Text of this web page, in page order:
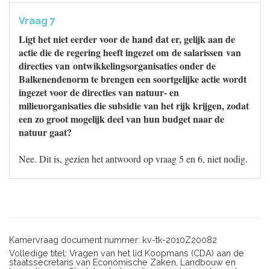
Vraag 7
Ligt het niet eerder voor de hand dat er, gelijk aan de
actie die de regering heeft ingezet om de salarissen van
directies van ontwikkelingsorganisaties onder de
Balkenendenorm te brengen een soortgelijke actie wordt
ingezet voor de directies van natuur- en
milieuorganisaties die subsidie van het rijk krijgen, zodat
een zo groot mogelijk deel van hun budget naar de
natuur gaat?
Nee. Dit is, gezien het antwoord op vraag 5 en 6, niet nodig.
Kamervraag document nummer: kv-tk-2010Z20082
Volledige titel: Vragen van het lid Koopmans (CDA) aan de
staatssecretaris van Economische Zaken, Landbouw en